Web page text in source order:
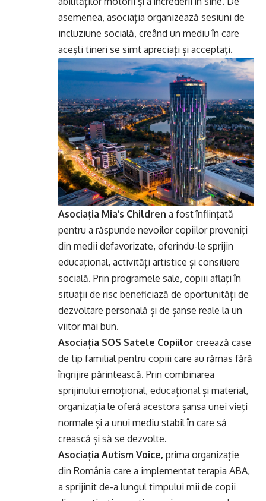
asemenea, asociația organizează sesiuni de
incluziune socială, creând un mediu în care
acești tineri se simt apreciați și acceptați.
Asociația Mia’s Children a fost înființată
pentru a răspunde nevoilor copiilor proveniți
din medii defavorizate, oferindu-le sprijin
educațional, activități artistice și consiliere
socială. Prin programele sale, copiii aflați în
situații de risc beneficiază de oportunități de
dezvoltare personală și de șanse reale la un
viitor mai bun.
Asociația SOS Satele Copiilor creează case
de tip familial pentru copiii care au rămas fără
îngrijire părintească. Prin combinarea
sprijinului emoțional, educațional și material,
organizația le oferă acestora șansa unei vieți
normale și a unui mediu stabil în care să
crească și să se dezvolte.
Asociația Autism Voice, prima organizație
din România care a implementat terapia ABA,
a sprijinit de-a lungul timpului mii de copii